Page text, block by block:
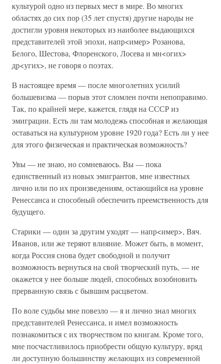
культурой одно из первых мест в мире. Во многих
областях до сих пор (35 лет спустя) другие народы не
достигли уровня некоторых из наиболее выдающихся
представителей этой эпохи, напр<имер> Розанова,
Белого, Шестова, Флоренского, Лосева и мн<огих>
др<угих>, не говоря о поэтах.
В настоящее время — после многолетних усилий
большевизма — порыв этот сломлен почти непоправимо.
Так, по крайней мере, кажется, глядя на СССР из
эмиграции. Есть ли там молодежь способная и желающая
оставаться на культурном уровне 1920 года? Есть ли у нее
для этого физическая и практическая возможность?
Увы — не знаю, но сомневаюсь. Вы — пока
единственный из новых эмигрантов, мне известных
лично или по их произведениям, остающийся на уровне
Ренессанса и способный обеспечить преемственность для
будущего.
Старики — один за другим уходят — напр<имер>, Вяч.
Иванов, или же теряют влияние. Может быть, в момент,
когда Россия снова будет свободной и получит
возможность вернуться на свой творческий путь, — не
окажется у нее больше людей, способных возобновить
прерванную связь с бывшим расцветом.
По воле судьбы мне повезло — я и лично знал многих
представителей Ренессанса, и имел возможность
познакомиться с их творчеством по книгам. Кроме того,
мне посчастливилось приобрести общую культуру, вряд
ли доступную большинству желающих из современной